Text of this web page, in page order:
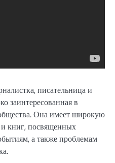
писательница и
заинтересованная в
Она имеет широкую
и книг, посвященных
а также проблемам